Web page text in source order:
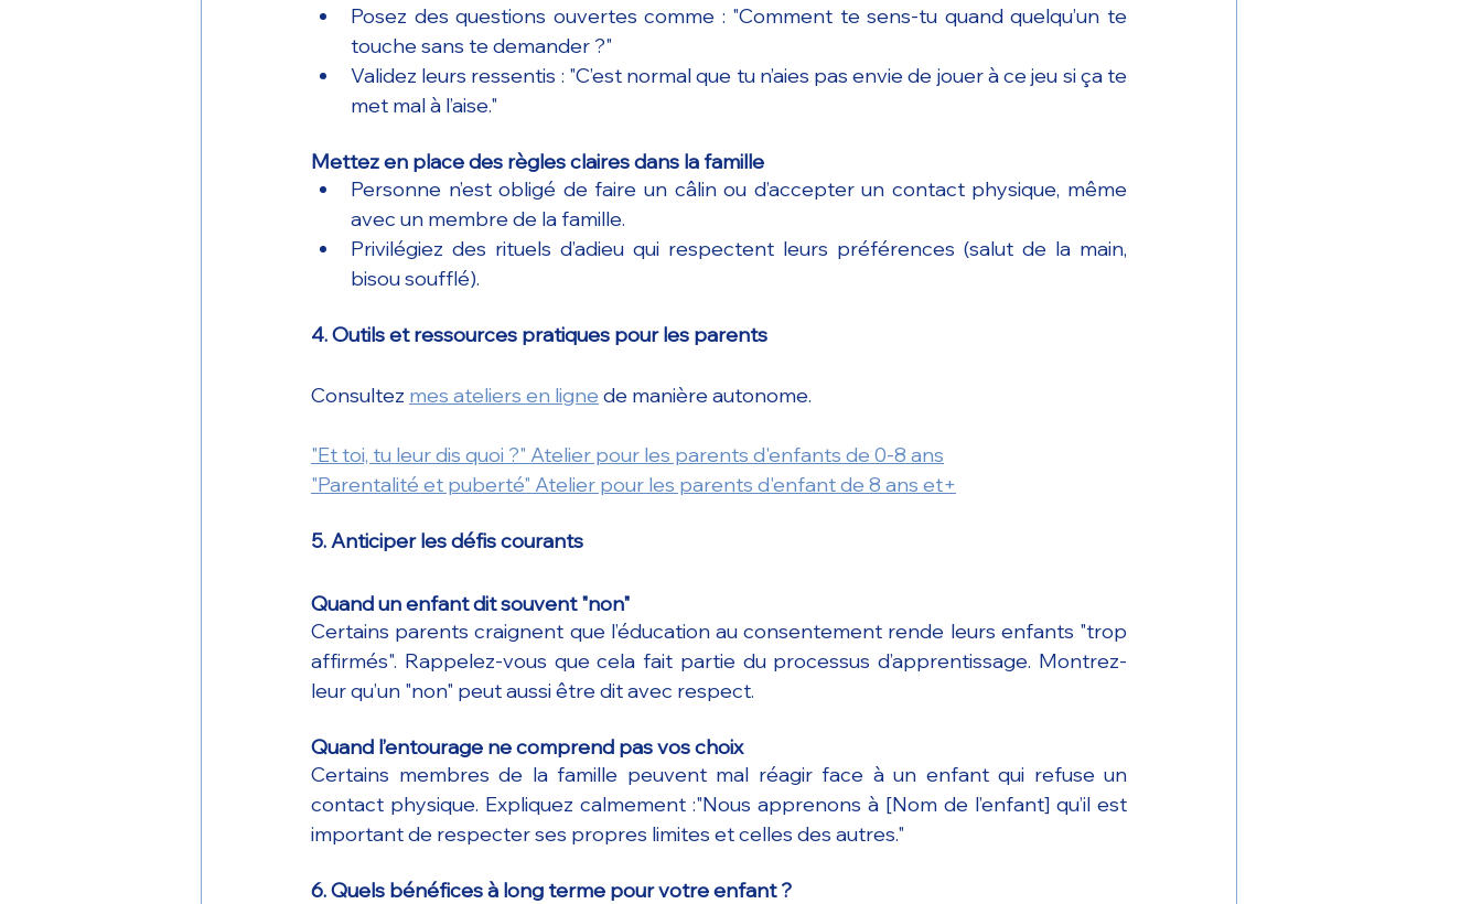
Posez des questions ouvertes comme : "Comment te sens-tu quand quelqu’un te
touche sans te demander ?"
Validez leurs ressentis : "C’est normal que tu n’aies pas envie de jouer à ce jeu si ça te
met mal à l’aise."
Mettez en place des règles claires dans la famille
Personne n’est obligé de faire un câlin ou d’accepter un contact physique, même
avec un membre de la famille.
Privilégiez des rituels d’adieu qui respectent leurs préférences (salut de la main,
bisou soufflé).
4. Outils et ressources pratiques pour les parents
Consultez mes ateliers en ligne de manière autonome.
"Et toi, tu leur dis quoi ?" Atelier pour les parents d'enfants de 0-8 ans
"Parentalité et puberté" Atelier pour les parents d'enfant de 8 ans et+
5. Anticiper les défis courants
Quand un enfant dit souvent "non"
Certains parents craignent que l’éducation au consentement rende leurs enfants "trop
affirmés". Rappelez-vous que cela fait partie du processus d’apprentissage. Montrez-
leur qu’un "non" peut aussi être dit avec respect.
Quand l’entourage ne comprend pas vos choix
Certains membres de la famille peuvent mal réagir face à un enfant qui refuse un
contact physique. Expliquez calmement :"Nous apprenons à [Nom de l’enfant] qu’il est
important de respecter ses propres limites et celles des autres."
6. Quels bénéfices à long terme pour votre enfant ?